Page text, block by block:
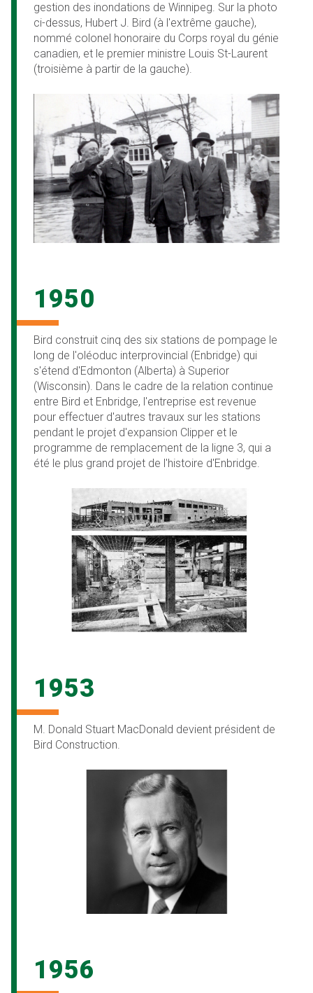
gestion des inondations de Winnipeg. Sur la photo
ci-dessus, Hubert J. Bird (à l'extrême gauche),
nommé colonel honoraire du Corps royal du génie
canadien, et le premier ministre Louis St-Laurent
(troisième à partir de la gauche).
1950
Bird construit cinq des six stations de pompage le
long de l'oléoduc interprovincial (Enbridge) qui
s'étend d'Edmonton (Alberta) à Superior
(Wisconsin). Dans le cadre de la relation continue
entre Bird et Enbridge, l'entreprise est revenue
pour effectuer d'autres travaux sur les stations
pendant le projet d'expansion Clipper et le
programme de remplacement de la ligne 3, qui a
été le plus grand projet de l'histoire d'Enbridge.
1953
M. Donald Stuart MacDonald devient président de
Bird Construction.
1956